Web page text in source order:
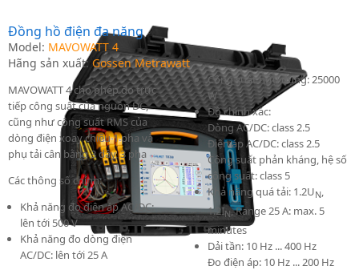
Đồng hồ điện đa năng
Model: MAVOWATT 4
Hãng sản xuất: Gossen Metrawatt
MAVOWATT 4 cho phép đo trực
tiếp công suất của nguồn DC,
cũng như công suất RMS của
dòng điện xoay chiều 1 pha và
phụ tải cân bằng 3 dây, 3 pha
Các thông số chính:
Khả năng đo điện áp AC/DC:
lên tới 500 V
Khả năng đo dòng điện
AC/DC: lên tới 25 A
Công suất hữu dụng: 25000
W
Độ chính xác:
Dòng AC/DC: class 2.5
Điện áp AC/DC: class 2.5
Công suất phản kháng, hệ số
công suất: class 5
Khả năng quá tải: 1.2UN,
1.2IN, Range 25 A: max. 5
minutes
Dải tần: 10 Hz ... 400 Hz
Đo điện áp: 10 Hz ... 200 Hz